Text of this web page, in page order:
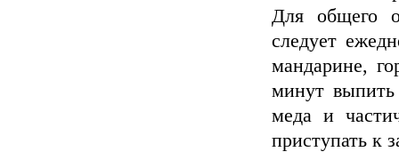
Для общего
следует
мандарине,
минут
меда и
приступать к